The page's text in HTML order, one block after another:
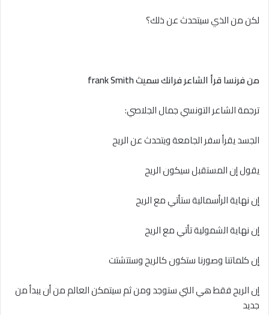
لكن من الذي سيتحدث عن ذلك؟
من فرنسا قرأ الشاعر فرانك سميث frank Smith
ترجمة الشاعر التونسي جمال الجلاصي:
الجسد يقرأ سفر الجامعة ويتحدث عن الريح
يقول إن المستقبل سيكون الريح
إن نهاية الرأسمالية ستأتي مع الريح
إن نهاية الشمولية تأتي مع الريح
إن كلماتنا وصورنا ستكون كالريح وستتشتت
إن الريح فقط هي التي ستوجد ومن ثم سيتمكن العالم من أن يبدأ من
جديد